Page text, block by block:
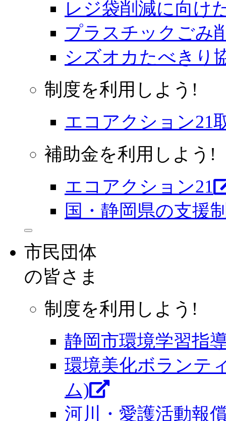
レジ袋削減に向け
プラスチックごみ
シズオカたべきり
制度を利用しよう!
エコアクション21
補助金を利用しよう!
エコアクション21
国・静岡県の支援
市民団体
の皆さま
制度を利用しよう!
静岡市環境学習指
環境美化ボランテ
ム)
河川・愛護活動報